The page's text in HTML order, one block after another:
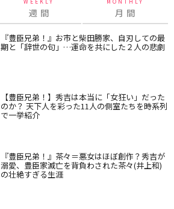
週 間 月 間
『豊臣兄弟！』お市と柴田勝家、自刃しての最
期と「辞世の句」…運命を共にした２人の悲劇
【豊臣兄弟！】秀吉は本当に「女狂い」だった
のか？ 天下人を彩った11人の側室たちを時系列
で一挙紹介
『豊臣兄弟！』茶々＝悪女はほぼ創作？秀吉が
溺愛、豊臣家滅亡を背負わされた茶々(井上和)
の壮絶すぎる生涯